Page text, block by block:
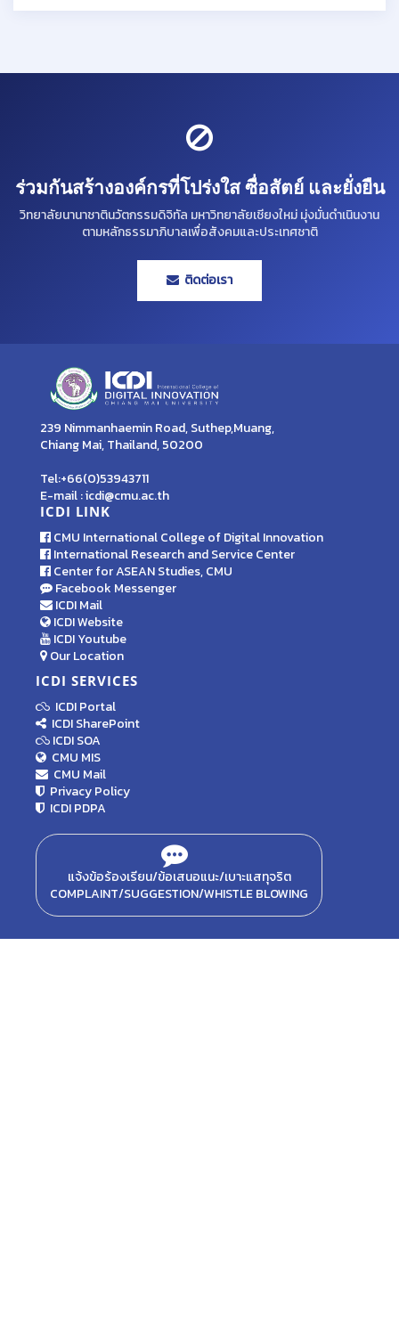
ร่วมกันสร้างองค์กรที่โปร่งใส ซื่อสัตย์ และยั่งยืน
วิทยาลัยนานาชาตินวัตกรรมดิจิทัล มหาวิทยาลัยเชียงใหม่ มุ่งมั่นดำเนินงาน
ตามหลักธรรมาภิบาลเพื่อสังคมและประเทศชาติ
ติดต่อเรา
239 Nimmanhaemin Road, Suthep,Muang,
Chiang Mai, Thailand, 50200
Tel:+66(0)53943711
E-mail : icdi@cmu.ac.th
ICDI LINK
CMU International College of Digital Innovation
International Research and Service Center
Center for ASEAN Studies, CMU
Facebook Messenger
ICDI Mail
ICDI Website
ICDI Youtube
Our Location
ICDI SERVICES
ICDI Portal
ICDI SharePoint
ICDI SOA
CMU MIS
CMU Mail
Privacy Policy
ICDI PDPA
แจ้งข้อร้องเรียน/ข้อเสนอแนะ/เบาะแสทุจริต
COMPLAINT/SUGGESTION/WHISTLE BLOWING